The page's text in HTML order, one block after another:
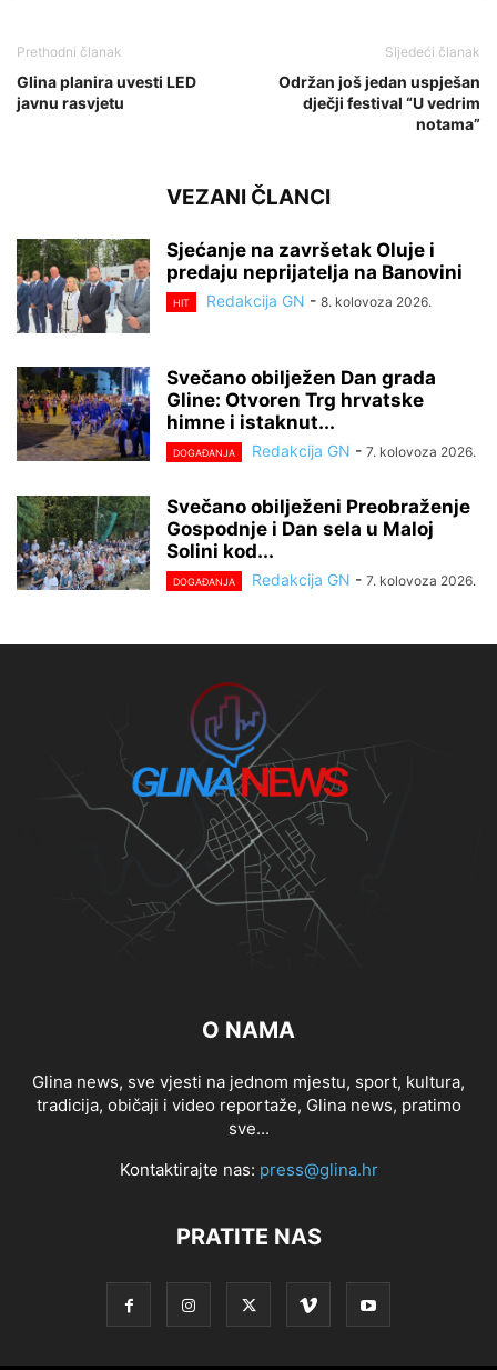
Prethodni članak
Glina planira uvesti LED
javnu rasvjetu
Sljedeći članak
Održan još jedan uspješan
dječji festival “U vedrim
notama”
VEZANI ČLANCI
Sjećanje na završetak Oluje i
predaju neprijatelja na Banovini
HIT Redakcija GN - 8. kolovoza 2026.
Svečano obilježen Dan grada
Gline: Otvoren Trg hrvatske
himne i istaknut...
DOGAĐANJA Redakcija GN - 7. kolovoza 2026.
Svečano obilježeni Preobraženje
Gospodnje i Dan sela u Maloj
Solini kod...
DOGAĐANJA Redakcija GN - 7. kolovoza 2026.
O NAMA
Glina news, sve vjesti na jednom mjestu, sport, kultura,
tradicija, običaji i video reportaže, Glina news, pratimo
sve...
Kontaktirajte nas: press@glina.hr
PRATITE NAS